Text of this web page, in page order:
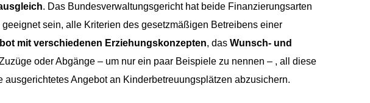
. Das Bundesverwaltungsgericht hat beide Finanzierungsarten
sein, alle Kriterien des gesetzmäßigen Betreibens einer
mit verschiedenen Erziehungskonzepten, das Wunsch- und
oder Abgänge – um nur ein paar Beispiele zu nennen – , all diese
Angebot an Kinderbetreuungsplätzen abzusichern.